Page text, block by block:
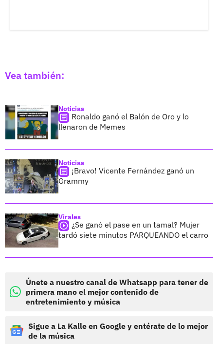
Vea también:
Noticias
Ronaldo ganó el Balón de Oro y lo
llenaron de Memes
Noticias
¡Bravo! Vicente Fernández ganó un
Grammy
Virales
¿Se ganó el pase en un tamal? Mujer
tardó siete minutos PARQUEANDO el carro
Únete a nuestro canal de Whatsapp para tener de
primera mano el mejor contenido de
entretenimiento y música
Sigue a La Kalle en Google y entérate de lo mejor
de la música